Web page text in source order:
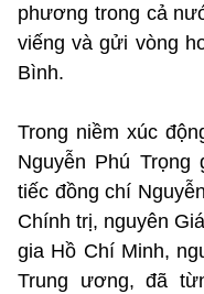
phương trong cả
viếng và gửi vòng
Bình.
Trong niềm xúc
Nguyễn Phú
tiếc đồng chí
Chính trị, nguyên
gia Hồ Chí Minh,
Trung ương, đã